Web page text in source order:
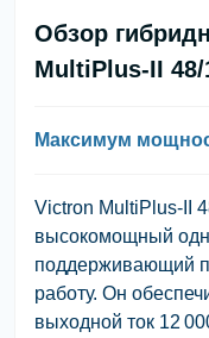
Обзор
MultiPlus-II 48/
Максимум
Victron MultiPlus-II
высокомощный
поддерживающий
работу. Он
выходной ток 12